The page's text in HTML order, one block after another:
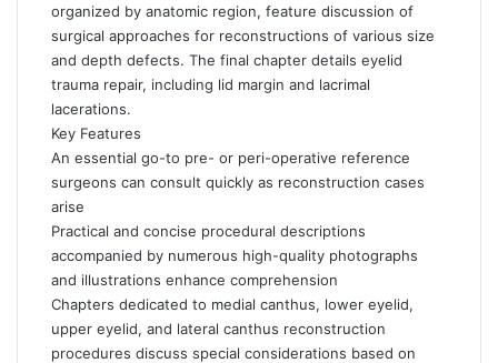
organized by anatomic region, feature discussion of
surgical approaches for reconstructions of various size
and depth defects. The final chapter details eyelid
trauma repair, including lid margin and lacrimal
lacerations.
Key Features
An essential go-to pre- or peri-operative reference
surgeons can consult quickly as reconstruction cases
arise
Practical and concise procedural descriptions
accompanied by numerous high-quality photographs
and illustrations enhance comprehension
Chapters dedicated to medial canthus, lower eyelid,
upper eyelid, and lateral canthus reconstruction
procedures discuss special considerations based on